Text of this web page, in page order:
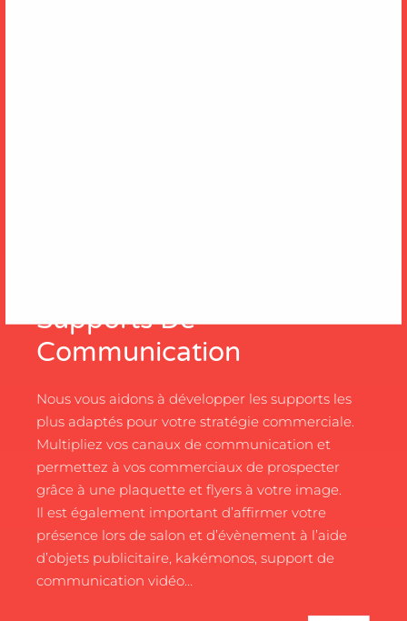
Supports De
Communication
Nous vous aidons à développer les supports les
plus adaptés pour votre stratégie commerciale.
Multipliez vos canaux de communication et
permettez à vos commerciaux de prospecter
grâce à une plaquette et flyers à votre image.
Il est également important d’affirmer votre
présence lors de salon et d’évènement à l’aide
d’objets publicitaire, kakémonos, support de
communication vidéo…